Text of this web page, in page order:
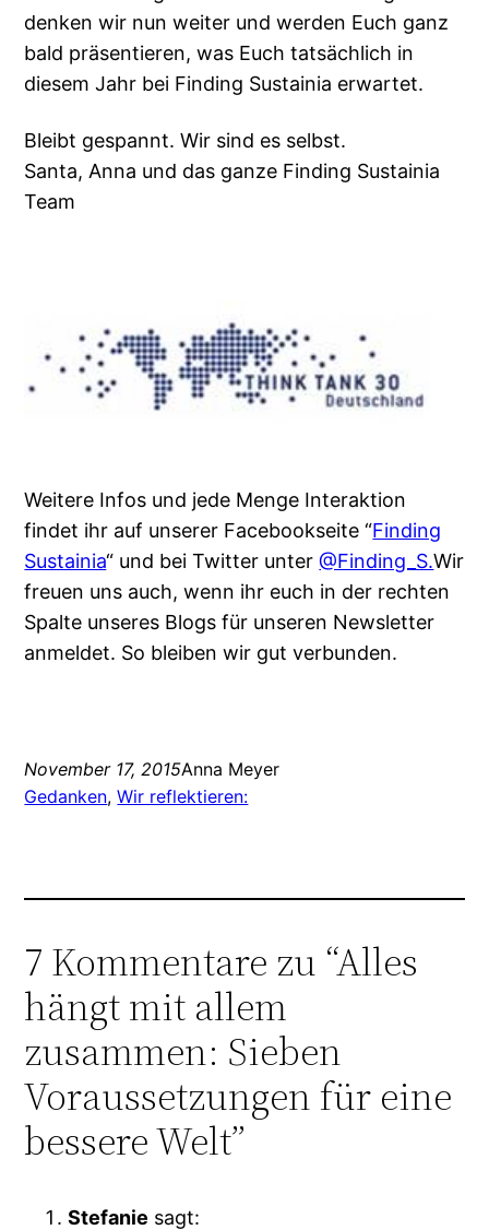
denken wir nun weiter und werden Euch ganz
bald präsentieren, was Euch tatsächlich in
diesem Jahr bei Finding Sustainia erwartet.
Bleibt gespannt. Wir sind es selbst.
Santa, Anna und das ganze Finding Sustainia
Team
Weitere Infos und jede Menge Interaktion
findet ihr auf unserer Facebookseite “Finding
Sustainia“ und bei Twitter unter@Finding_S.Wir
freuen uns auch, wenn ihr euch in der rechten
Spalte unseres Blogs für unseren Newsletter
anmeldet. So bleiben wir gut verbunden.
November 17, 2015Anna Meyer
Gedanken, Wir reflektieren:
7 Kommentare zu “Alles
hängt mit allem
zusammen: Sieben
Voraussetzungen für eine
bessere Welt”
Stefanie sagt: